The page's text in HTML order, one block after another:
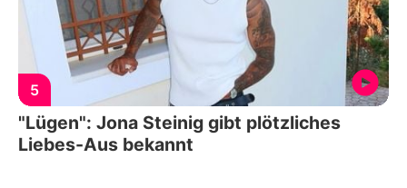
5
"Lügen": Jona Steinig gibt plötzliches
Liebes-Aus bekannt